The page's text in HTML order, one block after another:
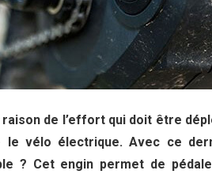
de l’effort qui doit être
vélo électrique. Avec ce
? Cet engin permet de